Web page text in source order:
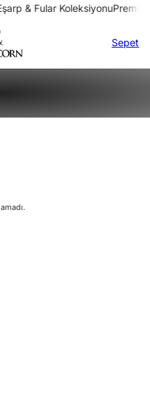
& Fular Koleksiyonu
Sepet